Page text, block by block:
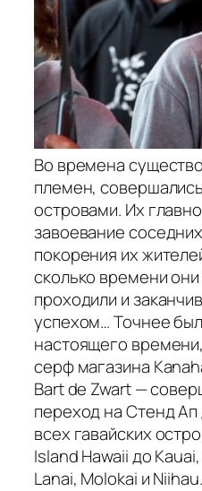
Во времена
племен,
островами. Их
завоевание
покорения их
сколько времени
проходили и
успехом… Точнее
настоящего
серф магазина
Bart de Zwart —
переход на Стенд
всех гавайских
Island Hawaii до
Lanai, Molokai и Niihau.